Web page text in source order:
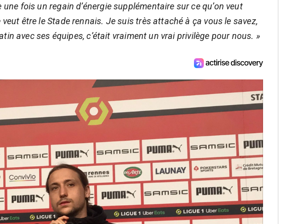
une fois un regain d’énergie supplémentaire sur ce qu’on veut
être le Stade rennais. Je suis très attaché à ça vous le savez,
avec ses équipes, c’était vraiment un vrai privilège pour nous. »